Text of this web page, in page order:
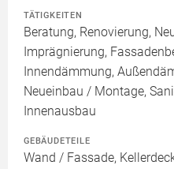
TÄTIGKEITEN
Beratung, Renovierung,
Imprägnierung,
Innendämmung,
Neueinbau / Montage,
Innenausbau
GEBÄUDETEILE
Wand / Fassade,